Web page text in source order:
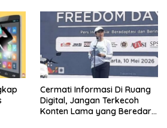
Cermati Informasi Di Ruang
Digital, Jangan Terkecoh
Konten Lama yang Beredar